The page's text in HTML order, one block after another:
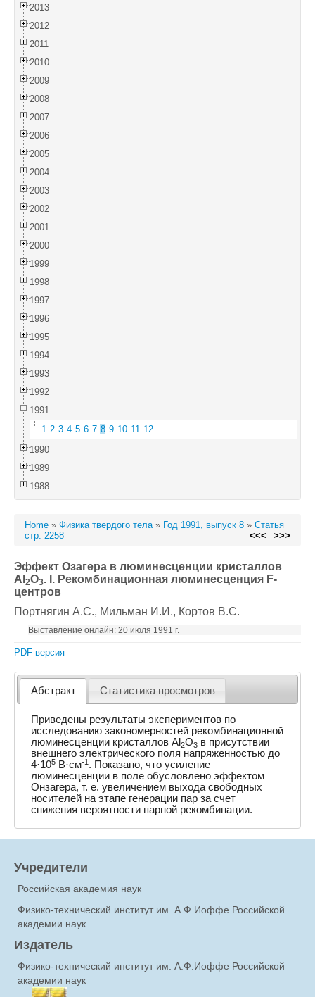
2013
2012
2011
2010
2009
2008
2007
2006
2005
2004
2003
2002
2001
2000
1999
1998
1997
1996
1995
1994
1993
1992
1991
1 2 3 4 5 6 7 8 9 10 11 12
1990
1989
1988
Home » Физика твердого тела» Год 1991, выпуск 8 » Статья
стр. 2258
<<< >>>
Эффект Озагера в люминесценции кристаллов
Al 2O3. I. Рекомбинационная люминесценция F-
центров
Портнягин А.С., Мильман И.И., Кортов В.С.
Выставление онлайн: 20 июля 1991 г.
PDF версия
Абстракт Статистика просмотров
Приведены результаты экспериментов по
исследованию закономерностей рекомбинационной
люминесценции кристаллов Al2O3 в присутствии
внешнего электрического поля напряженностью до
4·105 В·см-1 . Показано, что усиление
люминесценции в поле обусловлено эффектом
Онзагера, т. е. увеличением выхода свободных
носителей на этапе генерации пар за счет
снижения вероятности парной рекомбинации.
Учредители
Российская академия наук
Физико-технический институт им. А.Ф.Иоффе Российской
академии наук
Издатель
Физико-технический институт им. А.Ф.Иоффе Российской
академии наук